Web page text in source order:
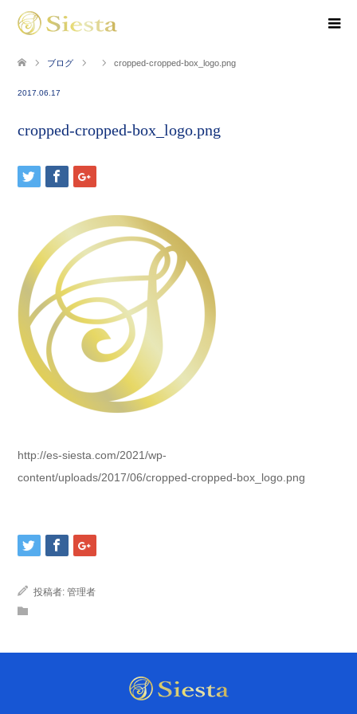
ブログ cropped-cropped-box_logo.png
2017.06.17
cropped-cropped-box_logo.png
http://es-siesta.com/2021/wp-
content/uploads/2017/06/cropped-cropped-box_logo.png
投稿者: 管理者